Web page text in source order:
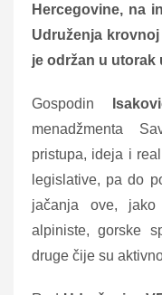
Hercegovine, na
Udruženja
je održan u utorak
Gospodin
menadžmenta
pristupa, ideja i
legislative, pa do
jačanja ove,
alpiniste, gorske
druge čije su